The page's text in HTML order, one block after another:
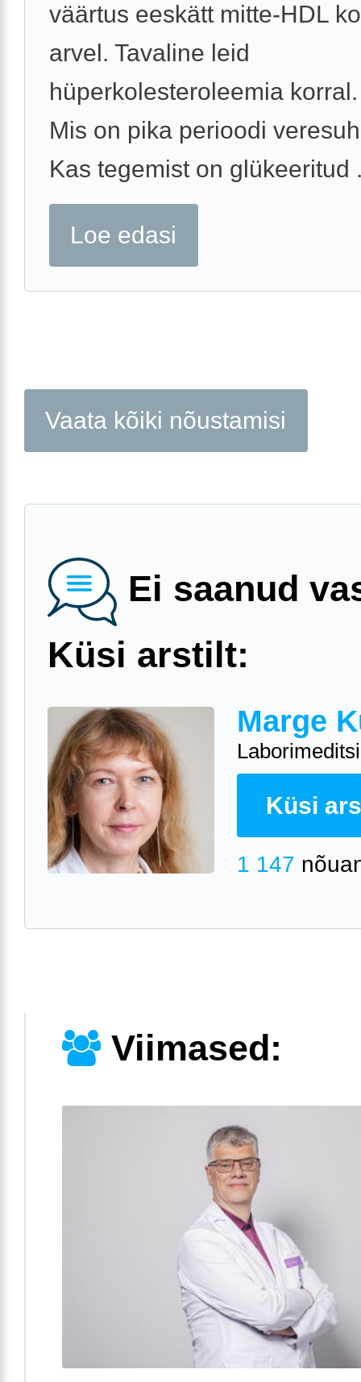
väärtus eeskätt mitte-HDL
arvel. Tavaline leid
hüperkolesteroleemia korral.
Mis on pika perioodi
Kas tegemist on glükeeritud
Loe edasi
Vaata kõiki nõustamisi
Ei saanud
Küsi arstilt:
Marge
Küsi
1 147
Viimased: